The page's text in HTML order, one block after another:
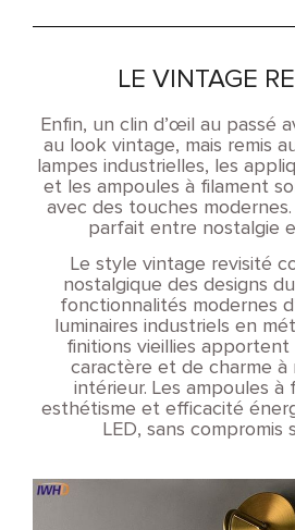
LE VINTAGE
Enfin, un clin d’œil au passé
au look vintage, mais remis
lampes industrielles, les
et les ampoules à filament
avec des touches modernes.
parfait entre nostalgie
Le style vintage revisité
nostalgique des designs
fonctionnalités modernes
luminaires industriels en
finitions vieillies
caractère et de charme à
intérieur. Les ampoules à
esthétisme et efficacité
LED, sans compromis